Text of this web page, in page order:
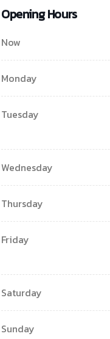
Opening Hours
Now
Monday
Tuesday
Wednesday
Thursday
Friday
Saturday
Sunday